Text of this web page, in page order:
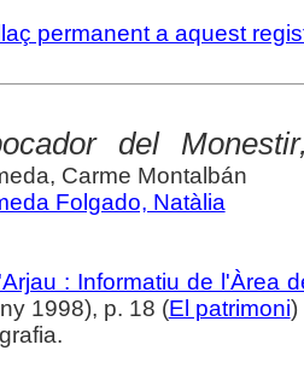
permanent a aquest
del
Carme Montalbán
Folgado, Natàlia
: Informatiu de l'Àrea
1998), p. 18 (El patrimoni)